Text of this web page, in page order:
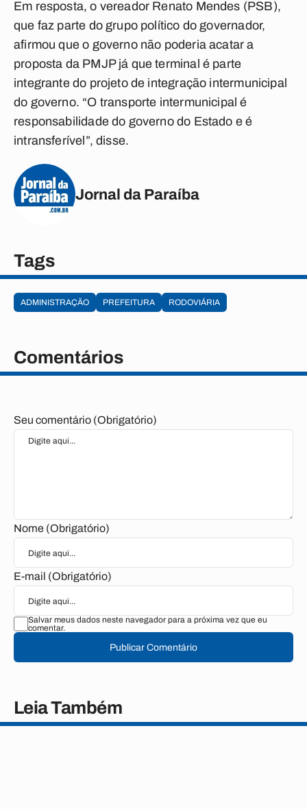
Em resposta, o vereador Renato Mendes (PSB),
que faz parte do grupo político do governador,
afirmou que o governo não poderia acatar a
proposta da PMJP já que terminal é parte
integrante do projeto de integração intermunicipal
do governo. “O transporte intermunicipal é
responsabilidade do governo do Estado e é
intransferível”, disse.
Jornal da Paraíba
Tags
ADMINISTRAÇÃO PREFEITURA RODOVIÁRIA
Comentários
Seu comentário (Obrigatório)
Nome (Obrigatório)
E-mail (Obrigatório)
Salvar meus dados neste navegador para a próxima vez que eu
comentar.
Publicar Comentário
Leia Também